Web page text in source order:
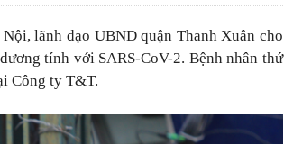
lãnh đạo UBND quận Thanh Xuân cho
tính với SARS-CoV-2. Bệnh nhân thứ
Công ty T&T.